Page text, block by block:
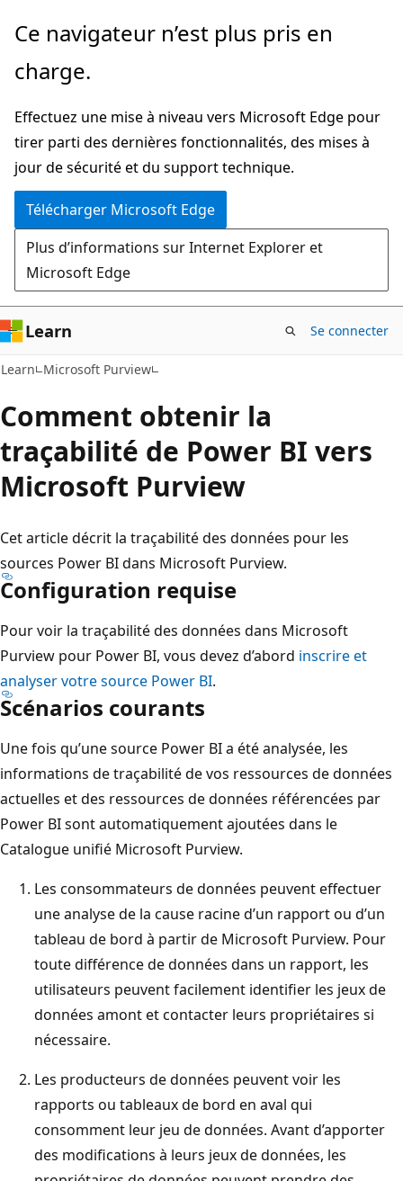
Passer
directement
au
principal
Ce navigateur n’est plus pris en
charge.
Effectuez une mise à niveau vers Microsoft Edge pour
tirer parti des dernières fonctionnalités, des mises à
jour de sécurité et du support technique.
Télécharger Microsoft Edge
Plus d’informations sur Internet Explorer et
Microsoft Edge
Learn Se connecter
Learn Microsoft Purview
Comment obtenir la
traçabilité de Power BI vers
Microsoft Purview
Cet article décrit la traçabilité des données pour les
sources Power BI dans Microsoft Purview.
Configuration requise
Pour voir la traçabilité des données dans Microsoft
Purview pour Power BI, vous devez d’abord inscrire et
analyser votre source Power BI.
Scénarios courants
Une fois qu’une source Power BI a été analysée, les
informations de traçabilité de vos ressources de données
actuelles et des ressources de données référencées par
Power BI sont automatiquement ajoutées dans le
Catalogue unifié Microsoft Purview.
Les consommateurs de données peuvent effectuer
une analyse de la cause racine d’un rapport ou d’un
tableau de bord à partir de Microsoft Purview. Pour
toute différence de données dans un rapport, les
utilisateurs peuvent facilement identifier les jeux de
données amont et contacter leurs propriétaires si
nécessaire.
Les producteurs de données peuvent voir les
rapports ou tableaux de bord en aval qui
consomment leur jeu de données. Avant d’apporter
des modifications à leurs jeux de données, les